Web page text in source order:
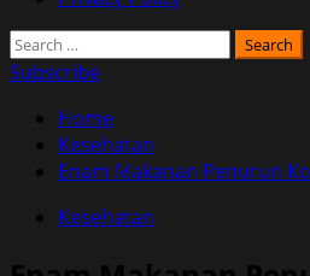
Search
for:
Subscribe
Home
Kesehatan
Enam Makanan Penurun
Kesehatan